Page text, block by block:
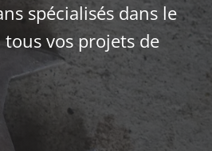
spécialisés dans le
vos projets de